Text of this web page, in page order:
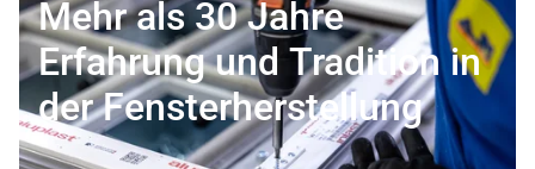
Mehr als 30 Jahre
Erfahrung und Tradition in
der Fensterherstellung